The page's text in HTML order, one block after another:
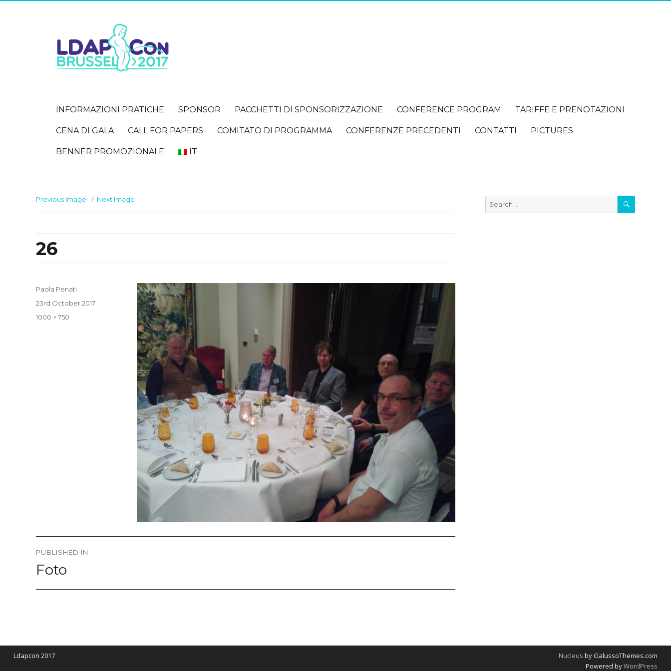
INFORMAZIONI PRATICHE SPONSOR PACCHETTI DI SPONSORIZZAZIONE CONFERENCE PROGRAM TARIFFE E PRENOTAZIONI
CENA DI GALA CALL FOR PAPERS COMITATO DI PROGRAMMA CONFERENZE PRECEDENTI CONTATTI PICTURES
BENNER PROMOZIONALE IT
Previous Image Next Image
26
Paola Penati
Posted
23rd October 2017
Full
1000 × 750
navigation
PUBLISHED IN
Foto
Search
for:
SEARCH
Ldapcon 2017 Nucleus by GalussoThemes.com
Powered byWordPress